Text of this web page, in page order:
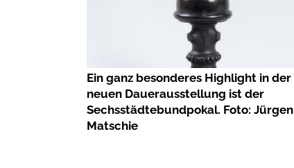
Ein ganz besonderes Highlight in der
neuen Dauerausstellung ist der
Sechsstädtebundpokal. Foto: Jürgen
Matschie